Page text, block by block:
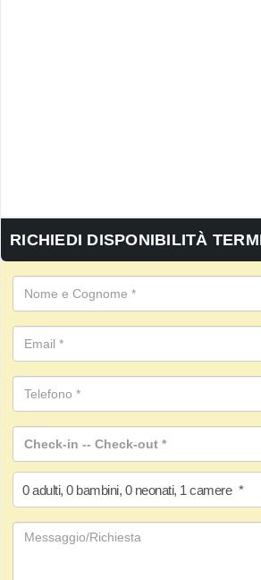
RICHIEDI DISPONIBILITÀ
0 adulti, 0 bambini, 0 neonati, 1 camere *